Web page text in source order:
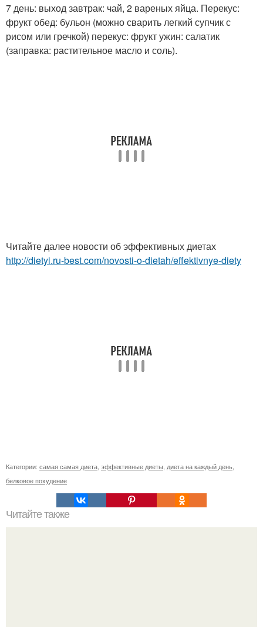
7 день: выход завтрак: чай, 2 вареных яйца. Перекус:
фрукт обед: бульон (можно сварить легкий супчик с
рисом или гречкой) перекус: фрукт ужин: салатик
(заправка: растительное масло и соль).
Читайте далее новости об эффективных диетах
http://dietyi.ru-best.com/novosti-o-dietah/effektivnye-diety
Категории: самая самая диета эффективные диеты диета на каждый день
белковое похудение
Читайте также